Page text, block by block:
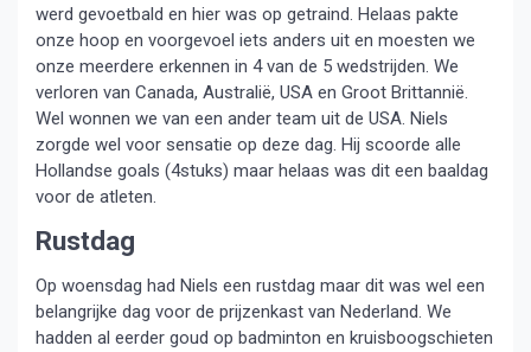
werd gevoetbald en hier was op getraind. Helaas pakte
onze hoop en voorgevoel iets anders uit en moesten we
onze meerdere erkennen in 4 van de 5 wedstrijden. We
verloren van Canada, Australië, USA en Groot Brittannië.
Wel wonnen we van een ander team uit de USA. Niels
zorgde wel voor sensatie op deze dag. Hij scoorde alle
Hollandse goals (4stuks) maar helaas was dit een baaldag
voor de atleten.
Rustdag
Op woensdag had Niels een rustdag maar dit was wel een
belangrijke dag voor de prijzenkast van Nederland. We
hadden al eerder goud op badminton en kruisboogschieten